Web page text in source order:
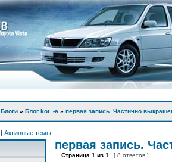
Блоги » Блог kot_-а » первая запись. Частично
| Активные темы
первая запись.
Страница 1 из 1 [ 8 ответов ]